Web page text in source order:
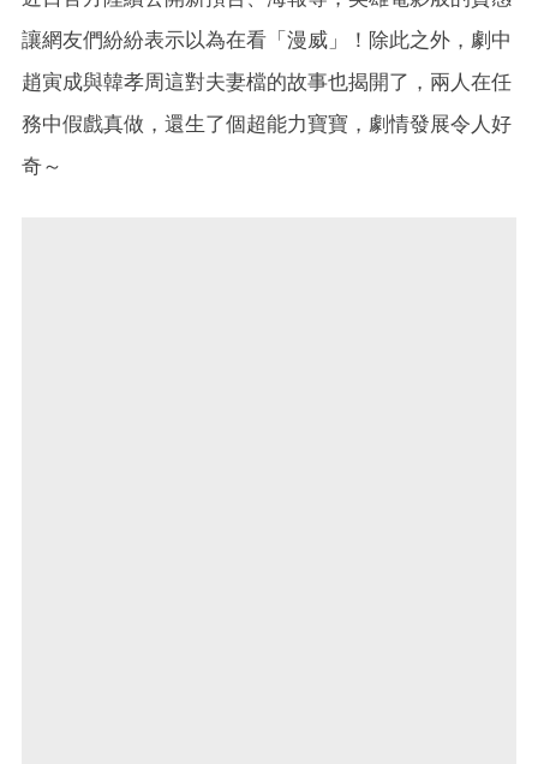
讓網友們紛紛表示以為在看「漫威」！除此之外，劇中
趙寅成與韓孝周這對夫妻檔的故事也揭開了，兩人在任
務中假戲真做，還生了個超能力寶寶，劇情發展令人好
奇～